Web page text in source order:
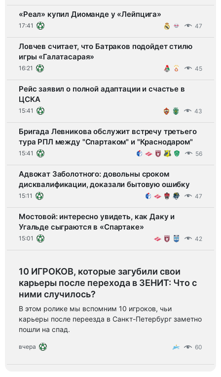
«Реал» купил Диоманде у «Лейпцига»
17:41 47
Ловчев считает, что Батраков подойдет стилю
игры «Галатасарая»
16:21 45
Рейс заявил о полной адаптации и счастье в
ЦСКА
15:41 43
Бригада Левникова обслужит встречу третьего
тура РПЛ между "Спартаком" и "Краснодаром"
15:41 56
Адвокат Заболотного: довольны сроком
дисквалификации, доказали бытовую ошибку
15:11 47
Мостовой: интересно увидеть, как Даку и
Угальде сыграются в «Спартаке»
15:01 42
10 ИГРОКОВ, которые загубили свои
карьеры после перехода в ЗЕНИТ: Что с
ними случилось?
В этом ролике мы вспомним 10 игроков, чьи
карьеры после переезда в Санкт-Петербург заметно
пошли на спад.
вчера 60